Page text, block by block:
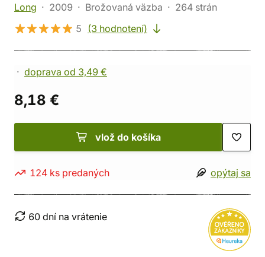
Long
2009 Brožovaná väzba
264 strán
5
(3 hodnotení)
doprava od 3,49 €
8,18 €
vlož do košíka
124 ks predaných opýtaj sa
60 dní na vrátenie